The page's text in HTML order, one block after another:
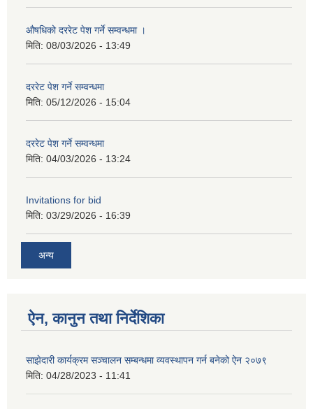
औषधिको दररेट पेश गर्ने सम्वन्धमा ।
मिति: 08/03/2026 - 13:49
दररेट पेश गर्ने सम्वन्धमा
मिति: 05/12/2026 - 15:04
दररेट पेश गर्ने सम्वन्धमा
मिति: 04/03/2026 - 13:24
Invitations for bid
मिति: 03/29/2026 - 16:39
अन्य
ऐन, कानुन तथा निर्देशिका
साझेदारी कार्यक्रम सञ्चालन सम्बन्धमा व्यवस्थापन गर्न बनेको ऐन २०७९
मिति: 04/28/2023 - 11:41